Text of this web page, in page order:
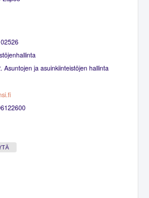
Asuntojen ja asuinkiinteistöjen hallinta